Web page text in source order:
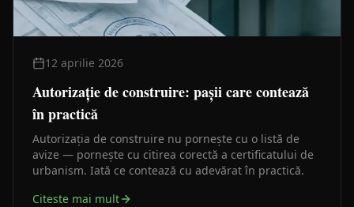
12 aprilie 2026
Autorizație de construire: pașii care contează
în practică
Autorizația de construire nu pornește cu o listă de
avize — pornește cu citirea corectă a certificatului de
urbanism. Iată ce contează cu adevărat în practică.
Citeste mai mult